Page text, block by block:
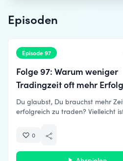
Episoden
Episode 97
Folge 97: Warum weniger
Tradingzeit oft mehr
Du glaubst, Du brauchst mehr
erfolgreich zu traden? Vielleicht
versuchen, jede freie Minute für
Börsenhandel zu nutzen. Sie
auf, sitzen stundenlang vor dem
0